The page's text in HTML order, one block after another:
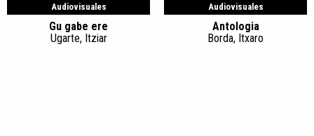
Audiovisuales
Gu gabe ere
Ugarte, Itziar
Audiovisuales
Antologia
Borda, Itxaro